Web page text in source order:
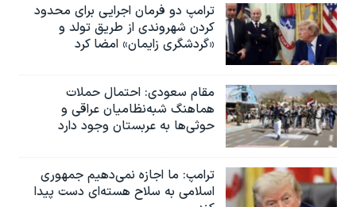
ترامپ دو فرمان اجرایی برای محدود
کردن شهروندی از طریق تولد و
«گردشگری زایمان» امضا کرد
مقام سعودی: احتمال حملات
هماهنگ شبه‌نظامیان عراقی و
حوثی‌ها به عربستان وجود دارد
ترامپ: ما اجازه نمی‌دهیم جمهوری
اسلامی به سلاح هسته‌ای دست پیدا